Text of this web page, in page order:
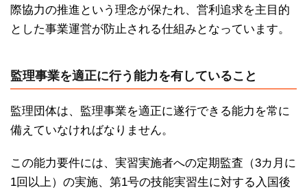
際協力の推進という理念が保たれ、営利追求を主目的
とした事業運営が防止される仕組みとなっています。
監理事業を適正に行う能力を有していること
監理団体は、監理事業を適正に遂行できる能力を常に
備えていなければなりません。
この能力要件には、実習実施者への定期監査（3カ月に
1回以上）の実施、第1号の技能実習生に対する入国後